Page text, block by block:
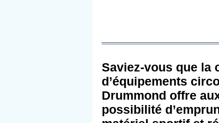
Saviez-vous que la
d’équipements
Drummond offre
possibilité